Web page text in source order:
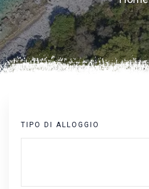
TIPO DI ALLOGGIO